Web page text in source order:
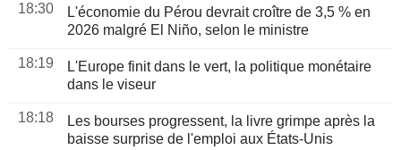
18:30
L'économie du Pérou devrait croître de 3,5 % en
2026 malgré El Niño, selon le ministre
18:19
L'Europe finit dans le vert, la politique monétaire
dans le viseur
18:18
Les bourses progressent, la livre grimpe après la
baisse surprise de l'emploi aux États-Unis